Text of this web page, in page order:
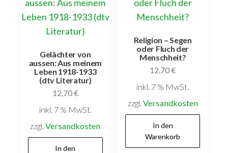
Gelächter von
aussen: Aus meinem
Leben 1918-1933
(dtv Literatur)
12,70€
inkl. 7 % MwSt.
zzgl.Versandkosten
In den
Religion – Segen
oder Fluch der
Menschheit?
12,70€
inkl. 7 % MwSt.
zzgl. Versandkosten
In den
Warenkorb